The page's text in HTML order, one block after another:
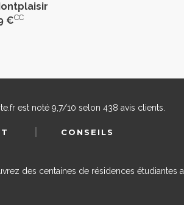
€CC
est noté 9,7/10 selon 438 avis clients.
CONSEILS
des centaines de résidences étudiantes